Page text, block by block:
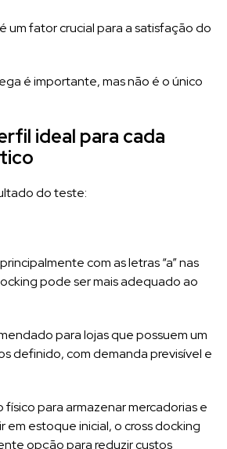
um fator crucial para a satisfação do
é importante, mas não é o único
ideal para cada
do teste:
com as letras “a” nas
pode ser mais adequado ao
para lojas que possuem um
definido, com demanda previsível e
para armazenar mercadorias e
em estoque inicial, o cross docking
opção para reduzir custos